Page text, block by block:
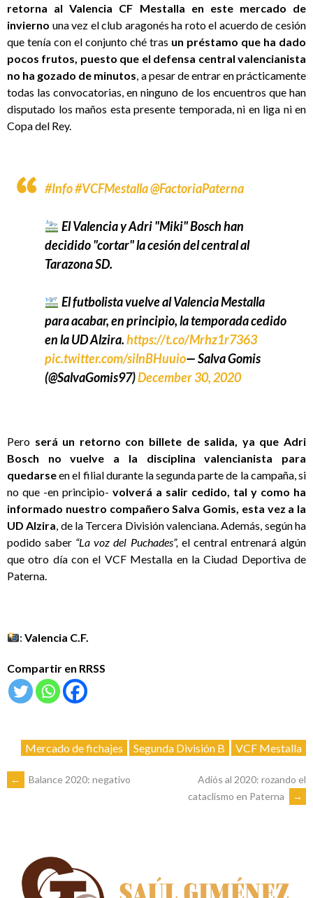
retorna al Valencia CF Mestalla en este mercado de
invierno una vez el club aragonés ha roto el acuerdo de cesión
que tenía con el conjunto ché tras un préstamo que ha dado
pocos frutos, puesto que el defensa central valencianista
no ha gozado de minutos, a pesar de entrar en prácticamente
todas las convocatorias, en ninguno de los encuentros que han
disputado los maños esta presente temporada, ni en liga ni en
Copa del Rey.
#Info#VCFMestalla@FactoriaPaterna
El Valencia y Adri "Miki" Bosch han
decidido "cortar" la cesión del central al
Tarazona SD.
El futbolista vuelve al Valencia Mestalla
para acabar, en principio, la temporada cedido
en la UD Alzira.https://t.co/Mrhz1r7363
pic.twitter.com/silnBHuuio— Salva Gomis
(@SalvaGomis97)December 30, 2020
Pero será un retorno con billete de salida, ya que Adri
Bosch no vuelve a la disciplina valencianista para
quedarseen el filial durante la segunda parte de la campaña, si
no que -en principio- volverá a salir cedido, tal y como ha
informado nuestro compañero Salva Gomis, esta vez a la
UD Alzira, de la Tercera División valenciana. Además, según ha
podido saber “La voz del Puchades”,el central entrenará algún
que otro día con el VCF Mestalla en la Ciudad Deportiva de
Paterna.
:Valencia C.F.
Compartir en RRSS
Mercado de fichajes Segunda División B VCF Mestalla
NAVEGACIÓN
ENTRADAS
← Balance 2020: negativo
Adiós al 2020: rozando el
cataclismo en Paterna
→